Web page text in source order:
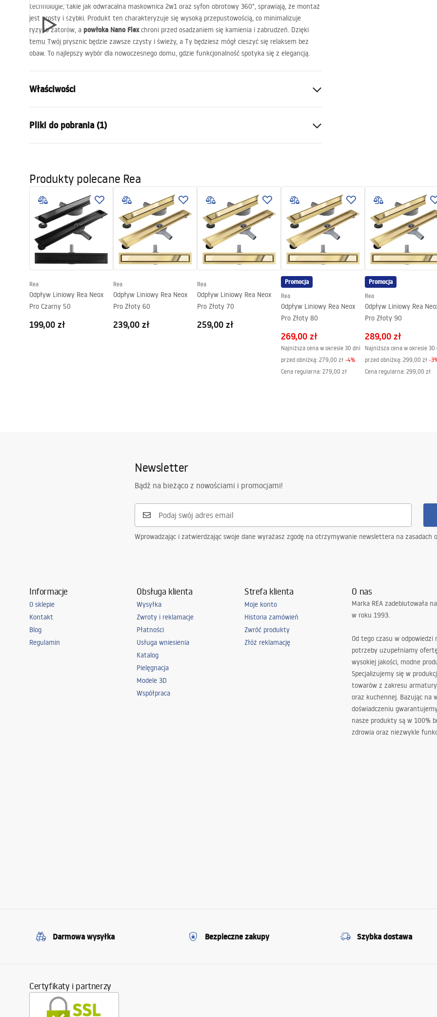
technologie, takie jak odwracalna maskownica 2w1 oraz syfon obrotowy 360°, sprawiają, że montaż
jest prosty i szybki. Produkt ten charakteryzuje się wysoką przepustowością, co minimalizuje
ryzyko zatorów, a powłoka Nano Flexchroni przed osadzaniem się kamienia i zabrudzeń. Dzięki
temu Twój prysznic będzie zawsze czysty i świeży, a Ty będziesz mógł cieszyć się relaksem bez
obaw. To najlepszy wybór dla nowoczesnego domu, gdzie funkcjonalność spotyka się z elegancją.
Właściwości
Typ syfonu
Długość odpływu (cm)
60
Kolor
Przepustowość
0,45 l/s
Powłoka
Nano Flex
Gwarancja
120 miesięcy na szczelność konstrukcji
stalowej, 24 miesiące pozostałe elementy
Pliki do pobrania (1)
Produkty polecane Rea
Rea
Odpływ Liniowy Rea Neox
Pro Czarny 50
199,00 zł
Rea
Odpływ Liniowy Rea Neox
Pro Złoty 60
239,00 zł
Rea
Odpływ Liniowy Rea Neox
Pro Złoty 70
259,00 zł
Promocja
Rea
Odpływ Liniowy Rea Neox
Pro Złoty 80
269,00 zł
Najniższa cena w okresie 30 dni
przed obniżką: 279,00 zł -4%
Cena regularna: 279,00 zł
Promocja
Rea
Odpływ Liniowy Rea
Pro Złoty 90
289,00 zł
Najniższa cena w okresie 30
przed obniżką: 299,00 zł -3
Cena regularna: 299,00 zł
Newsletter
Bądź na bieżąco z nowościami i promocjami!
Wprowadzając i zatwierdzając swoje dane wyrażasz zgodę na otrzymywanie newslettera na zasadach
Informacje
O sklepie
Kontakt
Blog
Regulamin
Obsługa klienta
Wysyłka
Zwroty i reklamacje
Płatności
Usługa wniesienia
Katalog
Pielęgnacja
Modele 3D
Współpraca
Strefa klienta
Moje konto
Historia zamówień
Zwróć produkty
Złóż reklamację
O nas
Marka REA zadebiutowała
w roku 1993.
Od tego czasu w odpowiedzi
potrzeby uzupełniamy
wysokiej jakości, modne
Specjalizujemy się w
towarów z zakresu
oraz kuchennej. Bazując na
doświadczeniu
nasze produkty są w 100%
zdrowia oraz niezwykle
Darmowa wysyłka Bezpieczne zakupy Szybka dostawa
Certyfikaty i partnerzy